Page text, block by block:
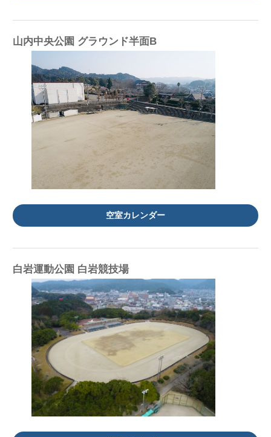
山内中央公園 グラウンド半面B
空室カレンダー
白岩運動公園 白岩競技場